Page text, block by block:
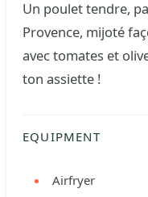
Un poulet tendre,
Provence, mijoté
avec tomates et
ton assiette !
EQUIPMENT
Airfryer